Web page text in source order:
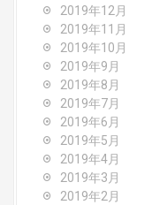
2019年12月
2019年11月
2019年10月
2019年9月
2019年8月
2019年7月
2019年6月
2019年5月
2019年4月
2019年3月
2019年2月